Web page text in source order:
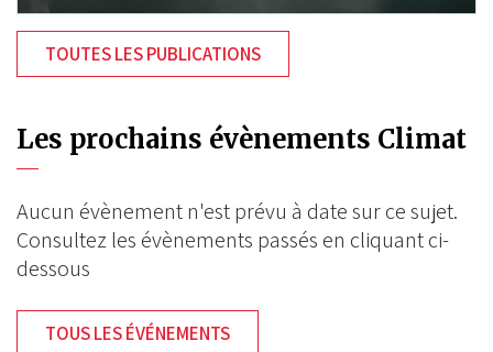
TOUTES LES PUBLICATIONS
Les prochains évènements Climat
Aucun évènement n'est prévu à date sur ce sujet.
Consultez les évènements passés en cliquant ci-
dessous
TOUS LES ÉVÉNEMENTS